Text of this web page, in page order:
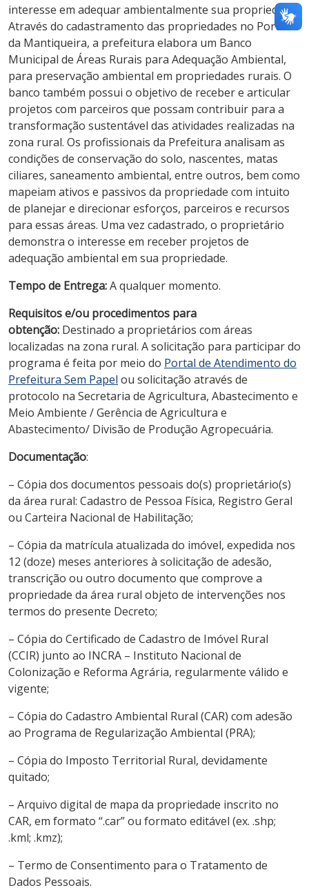
interesse em adequar ambientalmente sua propriedade.
Através do cadastramento das propriedades no Portal
da Mantiqueira, a prefeitura elabora um Banco
Municipal de Áreas Rurais para Adequação Ambiental,
para preservação ambiental em propriedades rurais. O
banco também possui o objetivo de receber e articular
projetos com parceiros que possam contribuir para a
transformação sustentável das atividades realizadas na
zona rural. Os profissionais da Prefeitura analisam as
condições de conservação do solo, nascentes, matas
ciliares, saneamento ambiental, entre outros, bem como
mapeiam ativos e passivos da propriedade com intuito
de planejar e direcionar esforços, parceiros e recursos
para essas áreas. Uma vez cadastrado, o proprietário
demonstra o interesse em receber projetos de
adequação ambiental em sua propriedade.
Tempo de Entrega:A qualquer momento.
Requisitos e/ou procedimentos para
obtenção: Destinado a proprietários com áreas
localizadas na zona rural. A solicitação para participar do
programa é feita por meio do Portal de Atendimento do
Prefeitura Sem Papel ou solicitação através de
protocolo na Secretaria de Agricultura, Abastecimento e
Meio Ambiente / Gerência de Agricultura e
Abastecimento/ Divisão de Produção Agropecuária.
Documentação:
– Cópia dos documentos pessoais do(s) proprietário(s)
da área rural: Cadastro de Pessoa Física, Registro Geral
ou Carteira Nacional de Habilitação;
– Cópia da matrícula atualizada do imóvel, expedida nos
12 (doze) meses anteriores à solicitação de adesão,
transcrição ou outro documento que comprove a
propriedade da área rural objeto de intervenções nos
termos do presente Decreto;
– Cópia do Certificado de Cadastro de Imóvel Rural
(CCIR) junto ao INCRA – Instituto Nacional de
Colonização e Reforma Agrária, regularmente válido e
vigente;
– Cópia do Cadastro Ambiental Rural (CAR) com adesão
ao Programa de Regularização Ambiental (PRA);
– Cópia do Imposto Territorial Rural, devidamente
quitado;
– Arquivo digital de mapa da propriedade inscrito no
CAR, em formato “.car” ou formato editável (ex. .shp;
.kml; .kmz);
– Termo de Consentimento para o Tratamento de
Dados Pessoais.